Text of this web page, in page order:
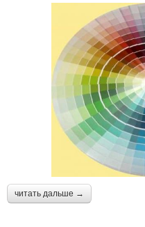
читать дальше →